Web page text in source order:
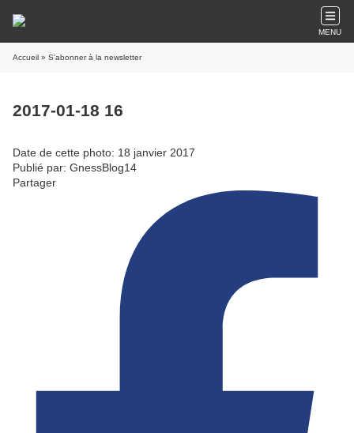
MENU
Accueil » S'abonner à la newsletter
2017-01-18 16
Date de cette photo: 18 janvier 2017
Publié par: GnessBlog14
Partager